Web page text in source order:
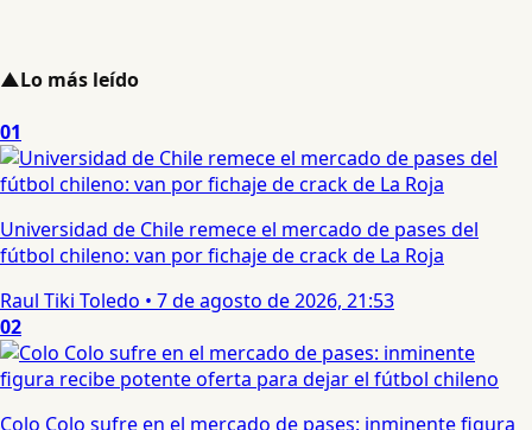
▲Lo más leído
01
Universidad de Chile remece el mercado de pases del
fútbol chileno: van por fichaje de crack de La Roja
Raul Tiki Toledo • 7 de agosto de 2026, 21:53
02
Colo Colo sufre en el mercado de pases: inminente figura